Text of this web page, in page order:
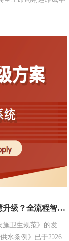
投入式压力液位计以
输出能力，补齐了复
新国标下，二次供水如何智慧升级？全流程智能感知方案为您解难题
施卫生规范》的发
水条例》已于2026